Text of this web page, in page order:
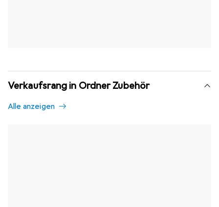
Verkaufsrang in Ordner Zubehör
Alle anzeigen